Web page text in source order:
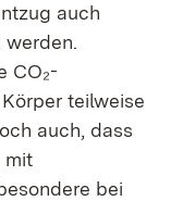
auch
werden.
CO₂-
teilweise
auch, dass
mit
bei